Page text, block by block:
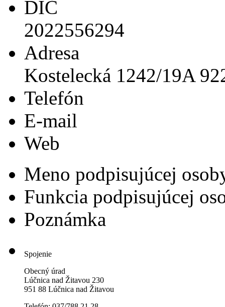
DIČ
2022556294
Adresa
Kostelecká 1242/19A
Telefón
E-mail
Web
Meno podpisujúcej
Funkcia podpisujúcej
Poznámka
Spojenie
Obecný úrad
Lúčnica nad Žitavou 230
951 88 Lúčnica nad Žitavou